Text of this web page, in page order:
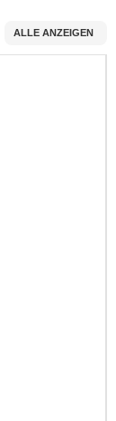
ALLE ANZEIGEN